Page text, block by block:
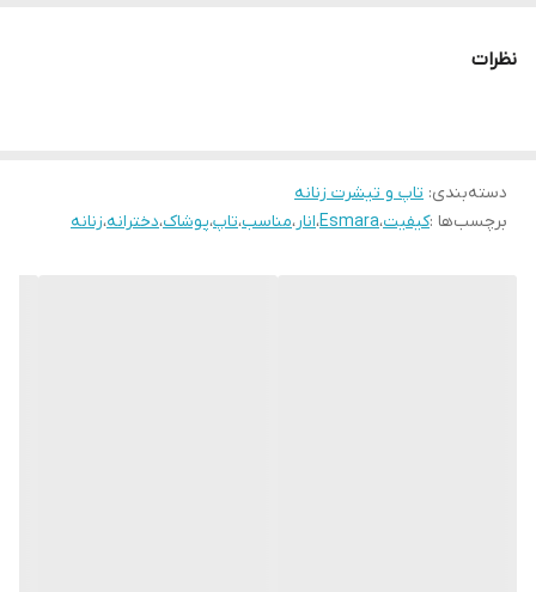
نظرات
دسته‌بندی: تاپ و تیشرت زنانه
برچسب‌ها :کیفیت،Esmara،انار،مناسب،تاپ،پوشاک،دخترانه،زنانه